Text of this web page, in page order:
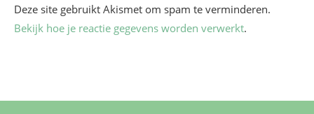
Deze site gebruikt Akismet om spam te verminderen.
Bekijk hoe je reactie gegevens worden verwerkt.